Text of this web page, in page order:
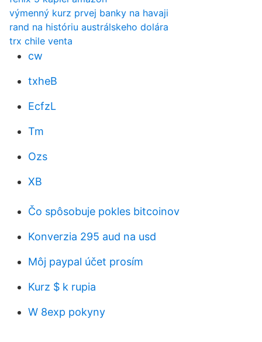
výmenný kurz prvej banky na havaji
rand na históriu austrálskeho dolára
trx chile venta
cw
txheB
EcfzL
Tm
Ozs
XB
Čo spôsobuje pokles bitcoinov
Konverzia 295 aud na usd
Môj paypal účet prosím
Kurz $ k rupia
W 8exp pokyny